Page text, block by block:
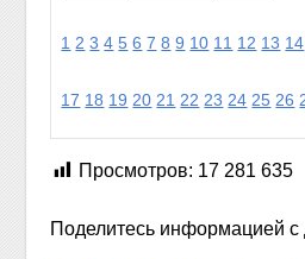
1 2 3 4 5 6 7 8 9 10 11 12 13 14
17 18 19 20 21 22 23 24 25 26
Просмотров: 17 281 635
Поделитесь информацией с